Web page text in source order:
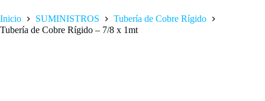
Inicio SUMINISTROS
Tubería de Cobre Rígido
Tubería de Cobre Rígido – 7/8 x 1mt